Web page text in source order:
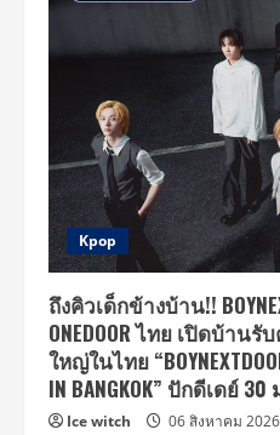
Kpop
ถึงคิวเด็กข้างบ้าน!!
ONEDOOR ไทย เปิดบ้าน
ใหญ่ในไทย
IN BANGKOK” ปักดีเดย์
Ice witch 06 สิงหาคม 2026